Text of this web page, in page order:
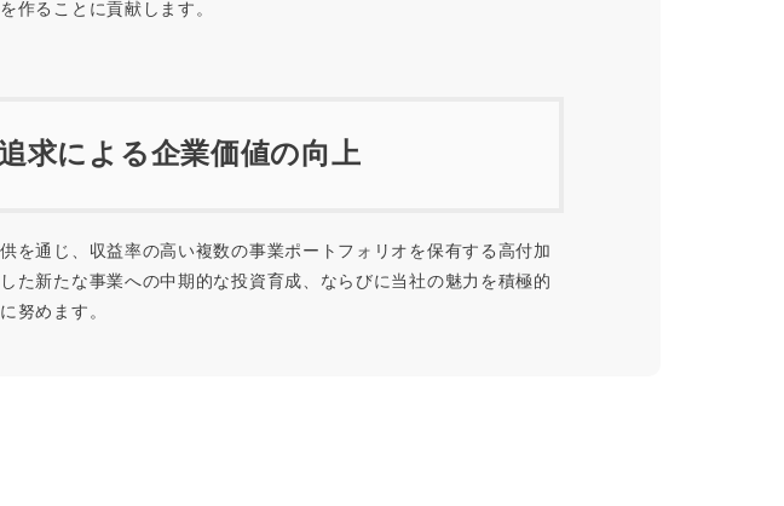
作ることに貢献します。
求による企業価値の向上
通じ、収益率の高い複数の事業ポートフォリオを保有する高付加
た新たな事業への中期的な投資育成、ならびに当社の魅力を積極的
努めます。